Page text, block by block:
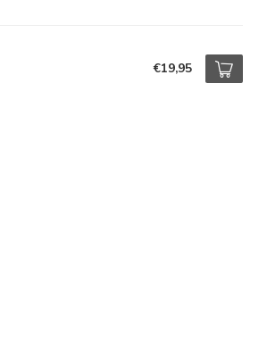
€19,95